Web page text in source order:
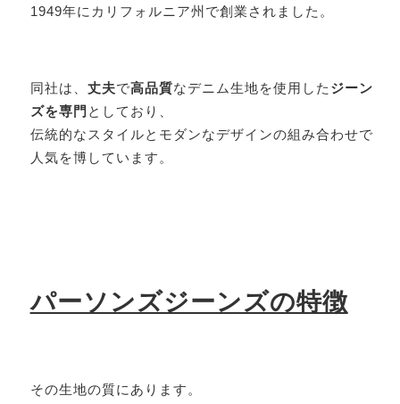
1949年にカリフォルニア州で創業されました。
同社は、 丈夫で高品質なデニム生地を使用した ジーン
ズを専門 としており、
伝統的なスタイルとモダンなデザインの組み合わせで
人気を博しています。
パーソンズジーンズの特徴
その生地の質にあります。